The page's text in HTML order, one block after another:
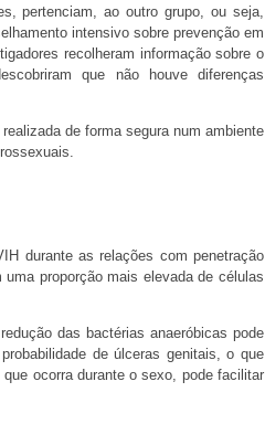
pertenciam, ao outro grupo, ou seja,
intensivo sobre prevenção em
recolheram informação sobre o
que não houve diferenças
de forma segura num ambiente
durante as relações com penetração
proporção mais elevada de células
das bactérias anaeróbicas pode
de úlceras genitais, o que
ocorra durante o sexo, pode facilitar